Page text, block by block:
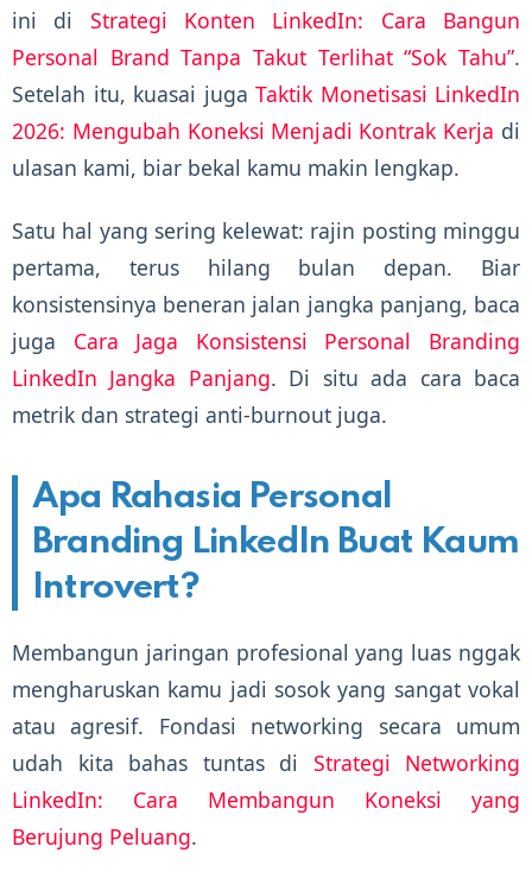
ini di Strategi Konten LinkedIn: Cara Bangun
Personal Brand Tanpa Takut Terlihat “Sok Tahu”.
Setelah itu, kuasai juga Taktik Monetisasi LinkedIn
2026: Mengubah Koneksi Menjadi Kontrak Kerja di
ulasan kami, biar bekal kamu makin lengkap.
Satu hal yang sering kelewat: rajin posting minggu
pertama, terus hilang bulan depan. Biar
konsistensinya beneran jalan jangka panjang, baca
juga Cara Jaga Konsistensi Personal Branding
LinkedIn Jangka Panjang. Di situ ada cara baca
metrik dan strategi anti-burnout juga.
Apa Rahasia Personal
Branding LinkedIn Buat Kaum
Introvert?
Membangun jaringan profesional yang luas nggak
mengharuskan kamu jadi sosok yang sangat vokal
atau agresif. Fondasi networking secara umum
udah kita bahas tuntas di Strategi Networking
LinkedIn: Cara Membangun Koneksi yang
Berujung Peluang.